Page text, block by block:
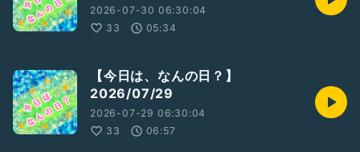
2026-07-30 06:30:04
33
05:34
【今日は、なんの日？】
2026/07/29
2026-07-29 06:30:04
33
06:57